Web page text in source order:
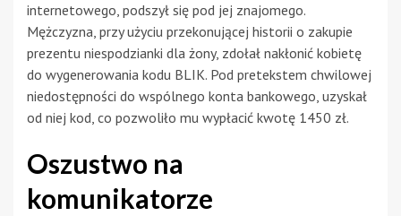
internetowego, podszył się pod jej znajomego.
Mężczyzna, przy użyciu przekonującej historii o zakupie
prezentu niespodzianki dla żony, zdołał nakłonić kobietę
do wygenerowania kodu BLIK. Pod pretekstem chwilowej
niedostępności do wspólnego konta bankowego, uzyskał
od niej kod, co pozwoliło mu wypłacić kwotę 1450 zł.
Oszustwo na
komunikatorze